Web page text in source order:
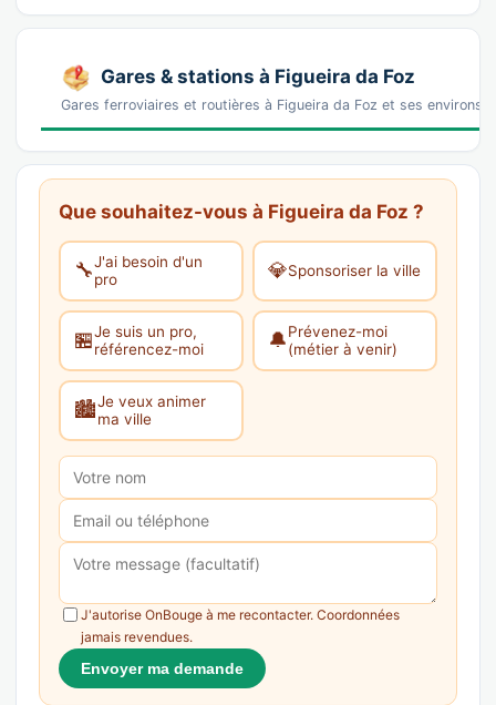
Gares & stations à Figueira da Foz
Gares ferroviaires et routières à Figueira da Foz et ses
Que souhaitez-vous à Figueira da Foz ?
🔧J'ai besoin d'un
pro
💎Sponsoriser la ville
🏪Je suis un pro,
référencez-moi
🔔Prévenez-moi
(métier à venir)
🏙️Je veux animer
ma ville
J'autorise OnBouge à me recontacter. Coordonnées
jamais revendues.
Envoyer ma demande